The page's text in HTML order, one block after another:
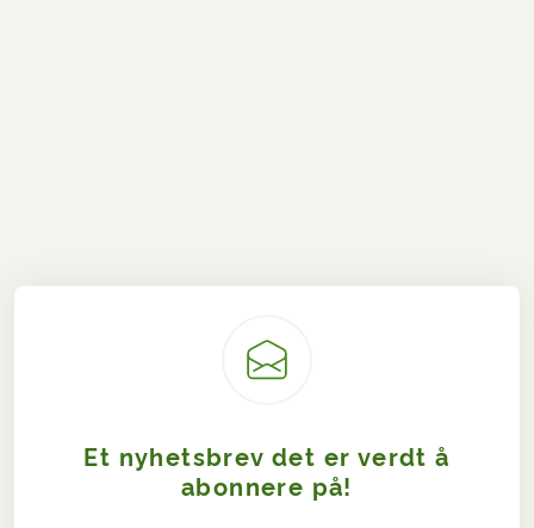
Et nyhetsbrev det er verdt å
abonnere på!